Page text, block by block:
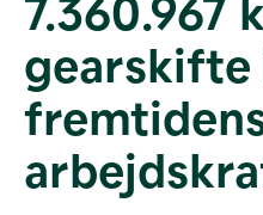
Kontakt
os
gearskifte